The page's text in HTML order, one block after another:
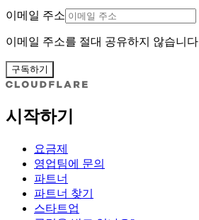
이메일 주소
이메일 주소를 절대 공유하지 않습니
구독하기
시작하기
요금제
영업팀에 문의
파트너
파트너 찾기
스타트업